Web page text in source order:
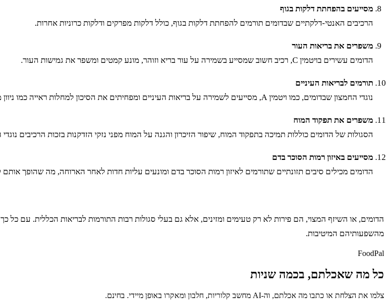
מסייעים בהפחתת דלקות בגוף
הרכיבים האנטי-דלקתיים שבדומים תורמים להפחתת דלקות בגוף, כולל דלקות מפרקים ודלקות כרוניות אחרות.
משפרים את בריאות העור
הדומים עשירים בויטמין C, רכיב חשוב שמסייע בשמירה על עור בריא וזוהר, מונע קמטים ומשפר את גמישות העור.
תורמים לבריאות העיניים
נוגדי החמצון שבדומים, כמו ויטמין A, מסייעים לשמירה על בריאות העיניים ומפחיתים את הסיכון למחלות ראייה כמו ניוון מקולרי.
משפרים את תפקוד המוח
הסגולות של הדומים כוללות תמיכה בתפקוד המוח, שיפור הזיכרון והגנה על המוח מפני נזקי הזדקנות בזכות הרכיבים נוגדי
מסייעים באיזון רמות הסוכר בדם
הדומים מכילים סיבים תזונתיים שתורמים לאיזון רמות הסוכר בדם ומונעים עליות חדות לאחר הארוחה, מה שהופך אותם
הדומים, או השיזף המצוי, הם פירות לא רק טעימים ומזינים, אלא גם בעלי סגולות רבות התורמות לבריאות הכללית. עם כל
מהשפעותיהם המיטיבות.
FoodPal
כל מה שאכלתם, בכמה שניות
צלמו את הצלחת או כתבו מה אכלתם, וה-AI מחשב קלוריות, חלבון ומאקרו באופן מיידי. בחינם.